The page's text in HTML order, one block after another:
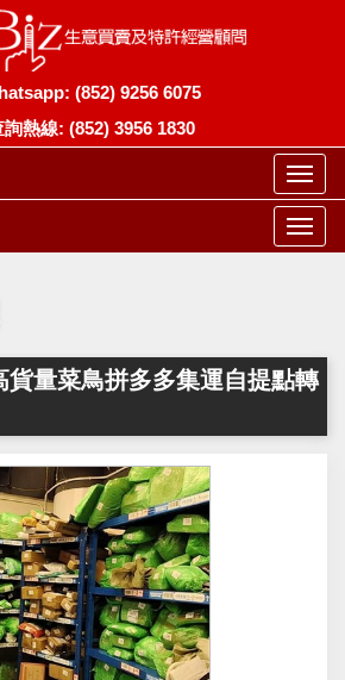
(852) 9256 6075
詢熱線: (852) 3956 1830
貨量菜鳥拼多多集運自提點轉